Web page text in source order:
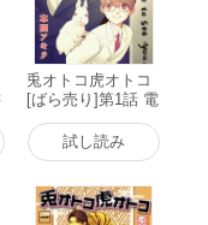
兎オトコ虎オトコ
[ばら売り]第1話 電
子書籍版
試し読み